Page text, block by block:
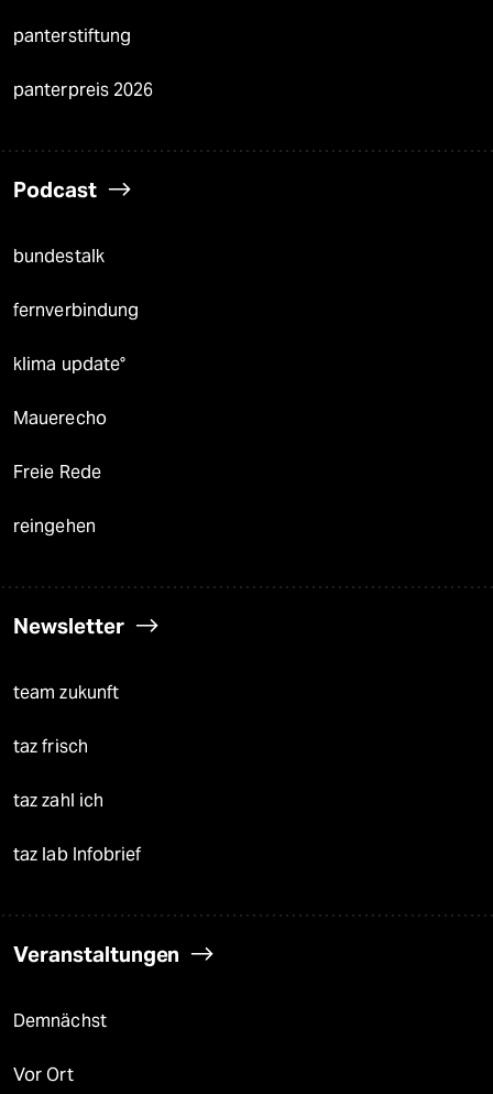
panterstiftung
panterpreis 2026
Podcast
bundestalk
fernverbindung
klima update°
Mauerecho
Freie Rede
reingehen
Newsletter
team zukunft
taz frisch
taz zahl ich
taz lab Infobrief
Veranstaltungen
Demnächst
Vor Ort